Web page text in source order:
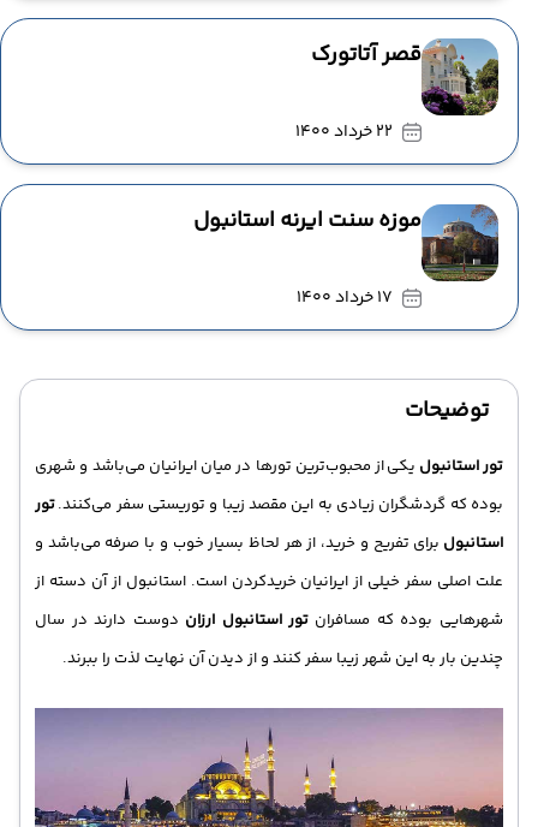
قصر آتاتورک
22 خرداد 1400
موزه سنت ایرنه استانبول
17 خرداد 1400
توضیحات
تور استانبولیکی از محبوب‌ترین تورها در میان ایرانیان می‌باشد و شهری
بوده که گردشگران زیادی به این مقصد زیبا و توریستی سفر می‌کنند.تور
استانبولبرای تفریح و خرید، از هر لحاظ بسیار خوب و با صرفه می‌باشد و
علت اصلی سفر خیلی از ایرانیان خریدکردن است. استانبول از آن دسته از
شهرهایی بوده که مسافرانتور استانبول ارزاندوست دارند در سال
چندین بار به این شهر زیبا سفر کنند و از دیدن آن نهایت لذت را ببرند.